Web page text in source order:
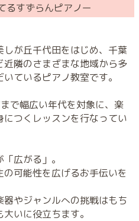
るすずらんピアノー
が丘千代田をはじめ、千葉
隣のさまざまな地域から多
ているピアノ教室です。
で幅広い年代を対象に、楽
つくレッスンを行なってい
広がる」。
可能性を広げるお手伝いを
やジャンルへの挑戦はもち
いに役立ちます。